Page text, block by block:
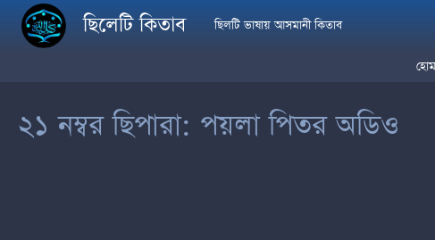
Skip to main content
ছিলেটি কিতাব ছিলটি ভাষায় আসমানী কিতাব
হোম
২১ নম্বর ছিপারা: পয়লা পিতর অডিও